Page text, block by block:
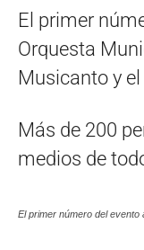
El primer
Orquesta
Musicanto y
Más de 200
medios de
El primer número del evento